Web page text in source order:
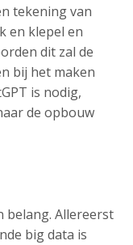
tekening van
en klepel en
dit zal de
bij het maken
is nodig,
de opbouw
belang. Allereerst
big data is